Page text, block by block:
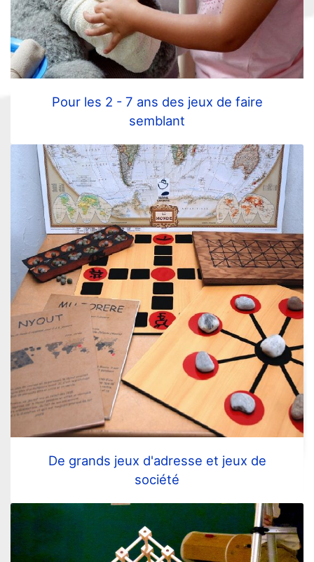
Pour les 2 - 7 ans des jeux de faire
semblant
De grands jeux d'adresse et jeux de
société